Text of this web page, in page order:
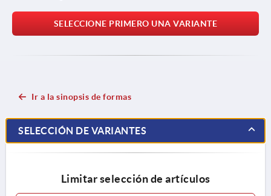
SELECCIONE PRIMERO UNA VARIANTE
Ir a la sinopsis de formas
SELECCIÓN DE VARIANTES
Limitar selección de artículos